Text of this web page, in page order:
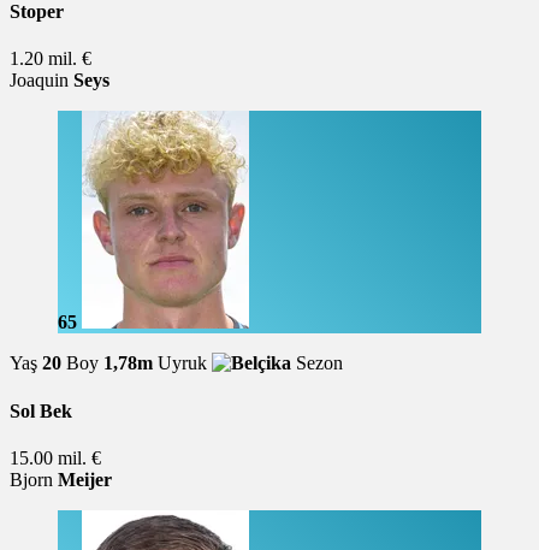
Stoper
1.20 mil. €
Joaquin Seys
65
Yaş 20 Boy 1,78m Uyruk Sezon
Sol Bek
15.00 mil. €
Bjorn Meijer